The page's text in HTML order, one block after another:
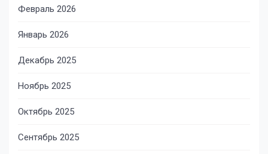
Февраль 2026
Январь 2026
Декабрь 2025
Ноябрь 2025
Октябрь 2025
Сентябрь 2025